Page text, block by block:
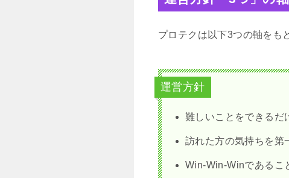
プロテクは以下3つの軸をも
運営方針
難しいことをできるだ
訪れた方の気持ちを第
Win-Win-Winであるこ